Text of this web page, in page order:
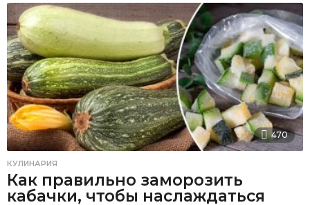
470
КУЛИНАРИЯ
Как правильно заморозить
кабачки, чтобы наслаждаться